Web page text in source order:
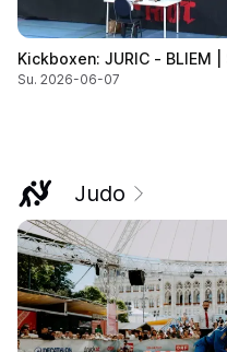
Kickboxen: JURIC - BLIEM |
Su. 2026-06-07
Judo